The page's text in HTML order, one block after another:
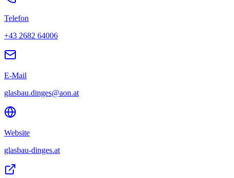
Telefon
+43 2682 64006
E-Mail
glasbau.dinges@aon.at
Website
glasbau-dinges.at